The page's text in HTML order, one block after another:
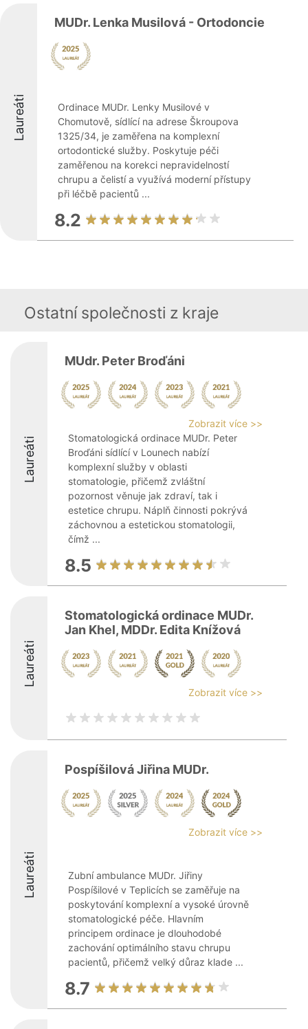
Laureáti
MUDr. Lenka Musilová - Ortodoncie
Ordinace MUDr. Lenky Musilové v
Chomutově, sídlící na adrese Škroupova
1325/34, je zaměřena na komplexní
ortodontické služby. Poskytuje péči
zaměřenou na korekci nepravidelností
chrupu a čelistí a využívá moderní přístupy
při léčbě pacientů ...
8.2
Ostatní společnosti z kraje
Laureáti
MUdr. Peter Broďáni
Zobrazit více >>
Stomatologická ordinace MUDr. Peter
Broďáni sídlící v Lounech nabízí
komplexní služby v oblasti
stomatologie, přičemž zvláštní
pozornost věnuje jak zdraví, tak i
estetice chrupu. Náplň činnosti pokrývá
záchovnou a estetickou stomatologii,
čímž ...
8.5
Laureáti
Stomatologická ordinace MUDr.
Jan Khel, MDDr. Edita Knížová
Zobrazit více >>
Laureáti
Pospíšilová Jiřina MUDr.
Zobrazit více >>
Zubní ambulance MUDr. Jiřiny
Pospíšilové v Teplicích se zaměřuje na
poskytování komplexní a vysoké úrovně
stomatologické péče. Hlavním
principem ordinace je dlouhodobé
zachování optimálního stavu chrupu
pacientů, přičemž velký důraz klade ...
8.7